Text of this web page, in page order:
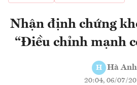
Nhận định chứng
“Điều chỉnh mạnh
H Hà Anh
20:04, 06/07/